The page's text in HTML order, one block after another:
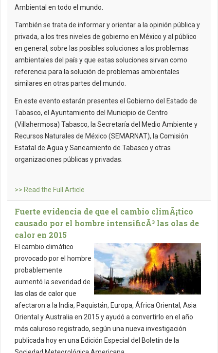
Ambiental en todo el mundo.
También se trata de informar y orientar a la opinión pública y
privada, a los tres niveles de gobierno en México y al público
en general, sobre las posibles soluciones a los problemas
ambientales del país y que estas soluciones sirvan como
referencia para la solución de problemas ambientales
similares en otras partes del mundo.
En este evento estarán presentes el Gobierno del Estado de
Tabasco, el Ayuntamiento del Municipio de Centro
(Villahermosa) Tabasco, la Secretaría del Medio Ambiente y
Recursos Naturales de México (SEMARNAT), la Comisión
Estatal de Agua y Saneamiento de Tabasco y otras
organizaciones públicas y privadas.
>> Read the Full Article
Fuerte evidencia de que el cambio climÃ¡tico
causado por el hombre intensificÃ³ las olas de
calor en 2015
El cambio climático
provocado por el hombre
probablemente
aumentó la severidad de
las olas de calor que
afectaron a la India, Paquistán, Europa, África Oriental, Asia
Oriental y Australia en 2015 y ayudó a convertirlo en el año
más caluroso registrado, según una nueva investigación
publicada hoy en una Edición Especial del Boletín de la